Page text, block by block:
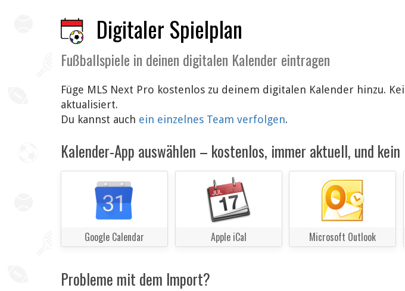
Digitaler Spielplan
Fußballspiele in deinen digitalen Kalender eintragen
Füge MLS Next Pro kostenlos zu deinem digitalen Kalender hinzu.
aktualisiert.
Du kannst auch ein einzelnes Team verfolgen.
Kalender-App auswählen – kostenlos, immer aktuell, und
Google Calendar Apple iCal Microsoft Outlook
Probleme mit dem Import?